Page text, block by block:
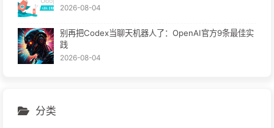
2026-08-04
别再把Codex当聊天机器人了：OpenAI官方9条最佳实
践
2026-08-04
分类